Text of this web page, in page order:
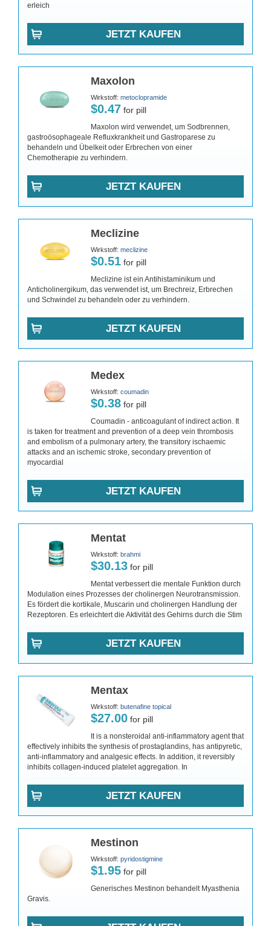
erleich
JETZT KAUFEN
Maxolon
Wirkstoff: metoclopramide
$0.47 for pill
Maxolon wird verwendet, um Sodbrennen,
gastroösophageale Refluxkrankheit und Gastroparese zu
behandeln und Übelkeit oder Erbrechen von einer
Chemotherapie zu verhindern.
JETZT KAUFEN
Meclizine
Wirkstoff: meclizine
$0.51 for pill
Meclizine ist ein Antihistaminikum und
Anticholinergikum, das verwendet ist, um Brechreiz, Erbrechen
und Schwindel zu behandeln oder zu verhindern.
JETZT KAUFEN
Medex
Wirkstoff: coumadin
$0.38 for pill
Coumadin - anticoagulant of indirect action. It
is taken for treatment and prevention of a deep vein thrombosis
and embolism of a pulmonary artery, the transitory ischaemic
attacks and an ischemic stroke, secondary prevention of
myocardial
JETZT KAUFEN
Mentat
Wirkstoff: brahmi
$30.13 for pill
Mentat verbessert die mentale Funktion durch
Modulation eines Prozesses der cholinergen Neurotransmission.
Es fördert die kortikale, Muscarin und cholinergen Handlung der
Rezeptoren. Es erleichtert die Aktivität des Gehirns durch die Stim
JETZT KAUFEN
Mentax
Wirkstoff: butenafine topical
$27.00 for pill
It is a nonsteroidal anti-inflammatory agent that
effectively inhibits the synthesis of prostaglandins, has antipyretic,
anti-inflammatory and analgesic effects. In addition, it reversibly
inhibits collagen-induced platelet aggregation. In
JETZT KAUFEN
Mestinon
Wirkstoff: pyridostigmine
$1.95 for pill
Generisches Mestinon behandelt Myasthenia
Gravis.